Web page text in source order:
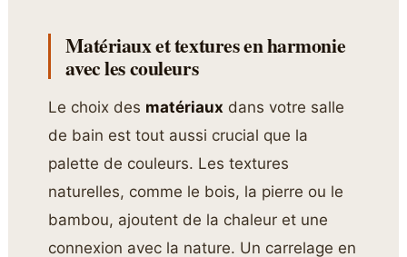
Matériaux et textures en harmonie
avec les couleurs
Le choix des matériaux dans votre salle
de bain est tout aussi crucial que la
palette de couleurs. Les textures
naturelles, comme le bois, la pierre ou le
bambou, ajoutent de la chaleur et une
connexion avec la nature. Un carrelage en